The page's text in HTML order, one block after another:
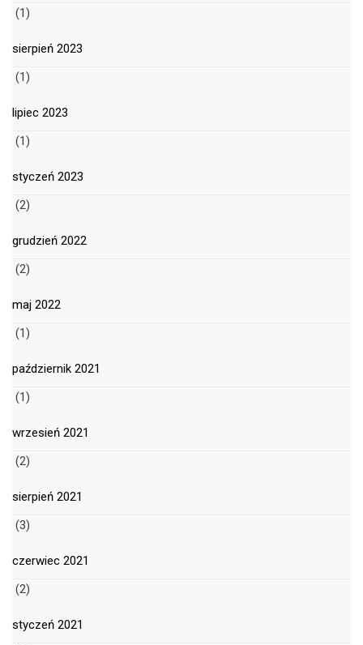
(1)
sierpień 2023
(1)
lipiec 2023
(1)
styczeń 2023
(2)
grudzień 2022
(2)
maj 2022
(1)
październik 2021
(1)
wrzesień 2021
(2)
sierpień 2021
(3)
czerwiec 2021
(2)
styczeń 2021